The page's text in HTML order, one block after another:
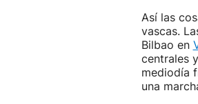
Así las
vascas.
Bilbao en
centrales
mediodía
una